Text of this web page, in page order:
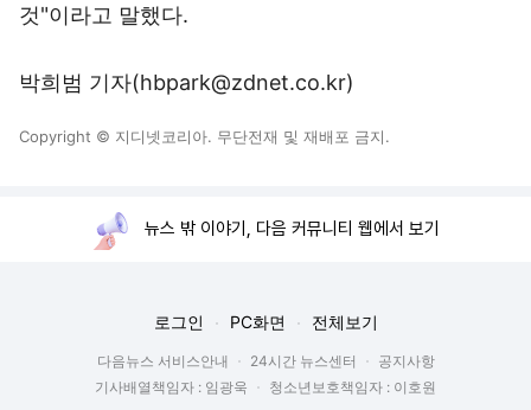
것"이라고 말했다.
박희범 기자(hbpark@zdnet.co.kr)
Copyright © 지디넷코리아. 무단전재 및 재배포 금지.
뉴스 밖 이야기, 다음 커뮤니티 웹에서 보기
로그인 PC화면 전체보기
다음뉴스 서비스안내 24시간 뉴스센터
공지사항
기사배열책임자 : 임광욱
청소년보호책임자 : 이호원